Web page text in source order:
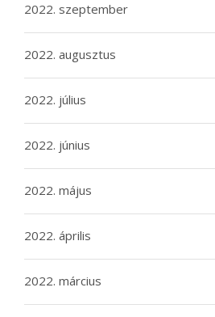
2022. szeptember
2022. augusztus
2022. július
2022. június
2022. május
2022. április
2022. március